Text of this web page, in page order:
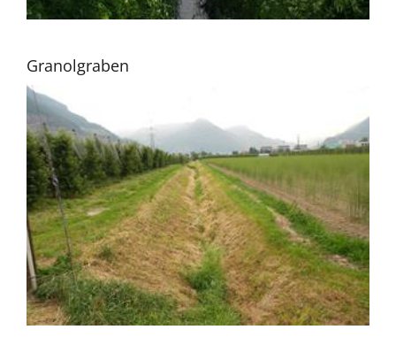
Granolgraben